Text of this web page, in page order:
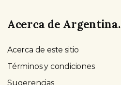
Acerca de
Acerca de este sitio
Términos y condiciones
Sugerencias